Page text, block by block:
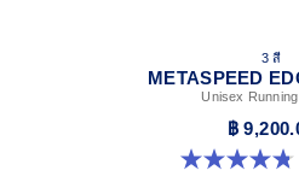
3 สี
METASPEED
Unisex
฿
4.8 จาก 5 ดาว 469 รีวิว